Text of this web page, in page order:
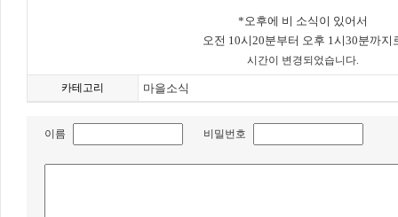
*오후에 비 소식이 있어서
오전 10시20분부터 오후 1시30분까지
시간이 변경되었습니다.
카테고리 마을소식
이름 비밀번호